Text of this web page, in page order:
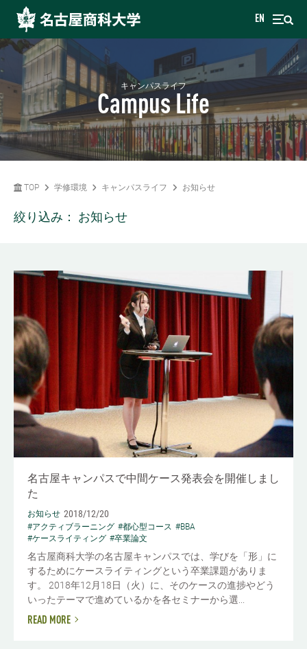
EN
キャンパスライフ
Campus Life
TOP 学修環境 キャンパスライフ お知らせ
絞り込み： お知らせ
名古屋キャンパスで中間ケース発表会を開催しまし
た
お知らせ 2018/12/20
#アクティブラーニング #都心型コース #BBA
#ケースライティング #卒業論文
名古屋商科大学の名古屋キャンパスでは、学びを「形」に
するためにケースライティングという卒業課題がありま
す。 2018年12月18日（火）に、そのケースの進捗やどう
いったテーマで進めているかを各セミナーから選...
READ MORE